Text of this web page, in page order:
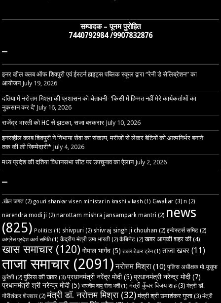
सम्पादक – पूनम पुरोहित
7440792984 /9907832876
–
इनर व्हील क्लब ऑफ शिवपुरी एवं ईस्टर्न हाइट्स पब्लिक स्कूल द्वारा “रेनी डे सेलिब्रेशन” का
आयोजन July 19, 2026
दतिया में नरोत्तम मिश्रा की प्रशासन को चेतावनी- ‘किसी में हिम्मत नहीं मेरे कार्यकर्ताओं का
नुकसान कर दे’ July 16, 2026
राजेंद्र भारती को HC से झटका, सजा बरकरार July 10, 2026
इनरव्हील क्लब शिवपुरी ने निभाया सेवा का संकल्प, मरीजों से लेकर बेटियों को आत्मनिर्भर बनाने
तक की ली जिम्मेदारी* July 4, 2026
मध्य प्रदेश की दतिया विधानसभा सीट पर उपचुनाव का ऐलान July 2, 2026
–
.खेल जगत (2) gouri shankar visen ministar in krashi vikash (1) Gwaliar (3) n (2)
narendra modi ji (2) narottam mishra jansampark mantri (2) news
(825) Politics (1) shivpuri (2) shivraj singh ji chouhan (2) इन्वेस्टर्स समिट (2)
कांग्रेस प्रदेश कार्य समिति(1) केंद्रीय मंत्री उमा भारती (2) कैबिनेट (2) खबर आपकी शहर की (4)
खास समाचार (120) गोपाल भार्गव (5) डबल डेकर ट्रेन(1) ताजा खबर (11)
ताजा समाचार (2091) नरोत्तम मिश्रा(10) पुलिस अधीक्षक मो.यूसुफ
कुरैशी (2) पुलिस की खबर (3) प्रधानमंत्री नरेंद्र मोदी(5) प्रधानमंत्री नरेन्द्र मोदी(7)
प्रधानमंत्री श्री नरेन्द्र मोदी(5) भारतीय वायु सेना भर्ती(1) मंत्री कुँवर विजय शाह(3) मंत्री डॉ.
गौरीशंकर शेजवार(2) मंत्री डॉ. नरोत्तम मिश्रा(32) मंत्री श्री उमाशंकर गुप्ता (3) मंत्री